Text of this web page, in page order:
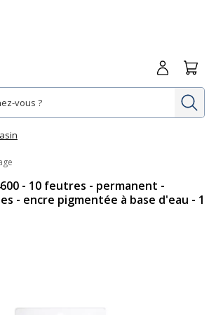
Me
- 10 feutres - permanent -
- encre pigmentée à base d'eau - 1